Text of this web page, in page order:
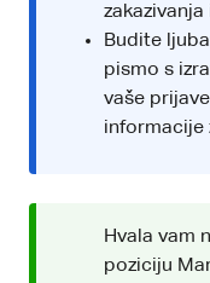
Budite
pismo s
vaše
informacije
Hvala vam
poziciju